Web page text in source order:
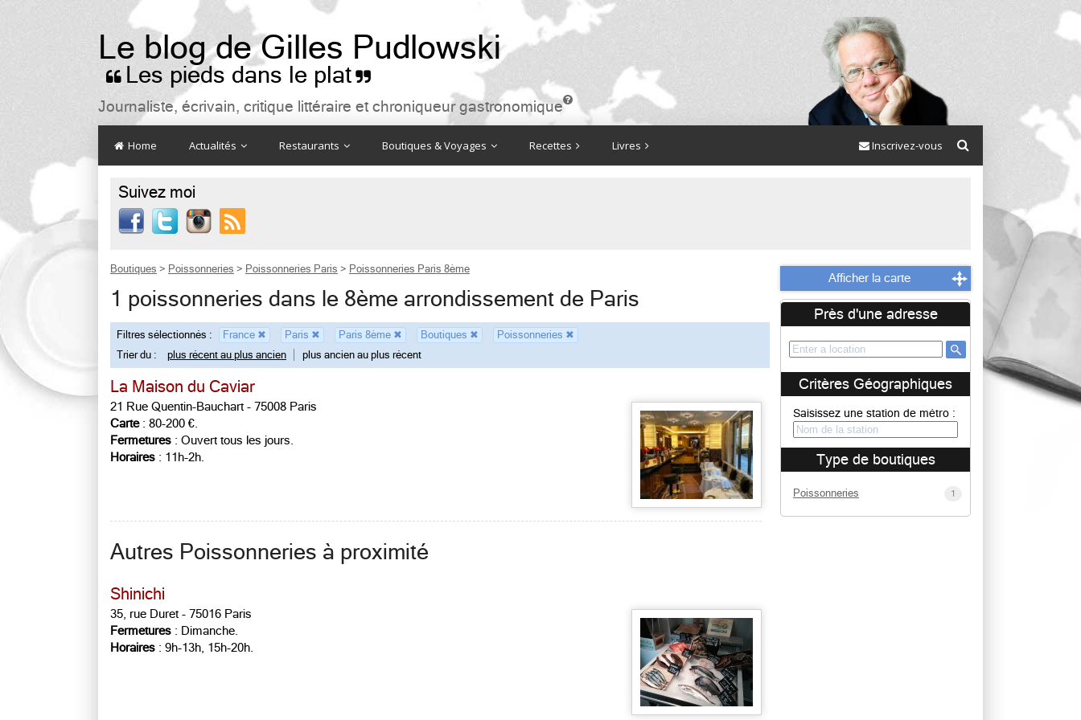
Le blog de Gilles Pudlowski
 Les pieds dans le plat 
Journaliste, écrivain, critique littéraire et chroniqueur gastronomique

Home Actualités Restaurants Boutiques & Voyages Recettes Livres Inscrivez-vous
Suivez moi

Boutiques > Poissonneries > Poissonneries Paris > Poissonneries Paris 8ème
1 poissonneries dans le 8ème arrondissement de Paris
Filtres sélectionnés : France ✖ Paris ✖ Paris 8ème ✖ Boutiques ✖ Poissonneries ✖
Trier du :
plus récent au plus ancien plus ancien au plus récent
La Maison du Caviar
21 Rue Quentin-Bauchart - 75008 Paris
Carte: 80-200 €.
Fermetures : Ouvert tous les jours.
Horaires : 11h-2h.
Autres Poissonneries à proximité
Shinichi
35, rue Duret - 75016 Paris
Fermetures : Dimanche.
Horaires : 9h-13h, 15h-20h.
Afficher la carte
Près d'une adresse
Critères Géographiques
Saisissez une station de métro :
Type de boutiques
Poissonneries 1